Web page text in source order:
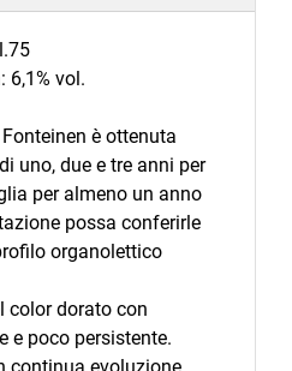
6,1% vol.
è ottenuta
uno, due e tre anni per
per almeno un anno
possa conferirle
organolettico
color dorato con
e poco persistente.
continua evoluzione